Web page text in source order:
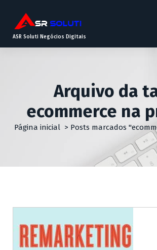
ASR Soluti Negócios Digitais
Arquivo da
ecommerce na
Página inicial > Posts marcados